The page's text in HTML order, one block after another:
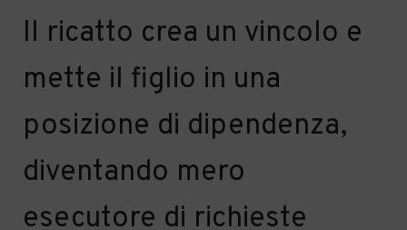
Il ricatto crea un vincolo e
mette il figlio in una
posizione di dipendenza,
diventando mero
esecutore di richieste